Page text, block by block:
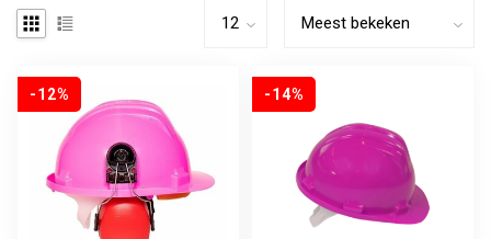
-12% -14%